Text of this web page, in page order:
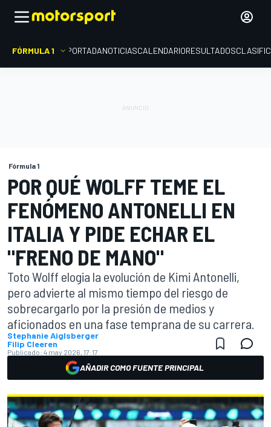
FÓRMULA 1 PORTADANOTICIASCALENDARIORESULTADOS
Fórmula 1
POR QUÉ WOLFF TEME EL
FENÓMENO ANTONELLI EN
ITALIA Y PIDE ECHAR EL
"FRENO DE MANO"
Toto Wolff elogia la evolución de Kimi Antonelli,
pero advierte al mismo tiempo del riesgo de
sobrecargarlo por la presión de medios y
aficionados en una fase temprana de su carrera.
Stephanie Aiglsberger
Filip Cleeren
Publicado: 4 may 2026, 17:17
AÑADIR COMO FUENTE PRINCIPAL